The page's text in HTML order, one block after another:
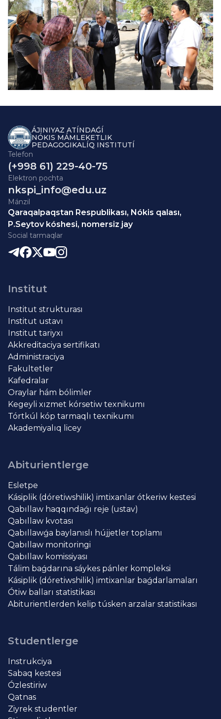
ÁJINIYAZ ATÍNDAǴÍ
NÓKIS MÁMLEKETLIK
PEDAGOGIKALÍQ INSTITUTÍ
Telefon
(+998 61) 229-40-75
Elektron pochta
nkspi_info@edu.uz
Mánzil
Qaraqalpaqstan Respublikası, Nókis qalası,
P.Seytov kóshesi, nomersiz jay
Social tarmaqlar
Institut
Institut strukturası
Institut ustavı
Institut tariyxı
Akkreditaciya sertifikatı
Administraciya
Fakultetler
Kafedralar
Oraylar hám bólimler
Kegeyli xızmet kórsetiw texnikumı
Tórtkúl kóp tarmaqlı texnikumı
Akademiyalıq licey
Abiturientlerge
Esletpe
Kásiplik (dóretiwshilik) imtixanlar ótkeriw kestesi
Qabıllaw haqqındaǵı reje (ustav)
Qabıllaw kvotası
Qabıllawǵa baylanıslı hújjetler toplamı
Qabıllaw monitoringi
Qabıllaw komissiyası
Tálim baǵdarına sáykes pánler kompleksi
Kásiplik (dóretiwshilik) imtixanlar baǵdarlamaları
Ótiw balları statistikası
Abiturientlerden kelip túsken arzalar statistikası
Studentlerge
Instrukciya
Sabaq kestesi
Ózlestiriw
Qatnas
Ziyrek studentler